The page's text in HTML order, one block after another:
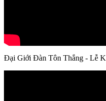
Đại Giới Đàn Tôn Thắng - Lễ